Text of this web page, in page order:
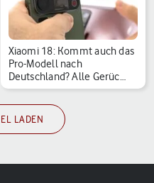
Xiaomi 18: Kommt auch das
Pro-Modell nach
Deutschland? Alle Gerüc…
LADEN